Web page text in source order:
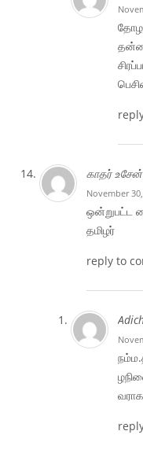
காதர்
November
ஒன்றுபட்ட
தமிழர்
reply to